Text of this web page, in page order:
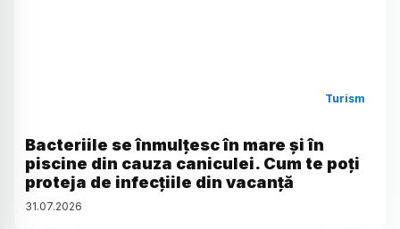
Turism
Bacteriile se înmulțesc în mare și în
piscine din cauza caniculei. Cum te poți
proteja de infecțiile din vacanță
31.07.2026